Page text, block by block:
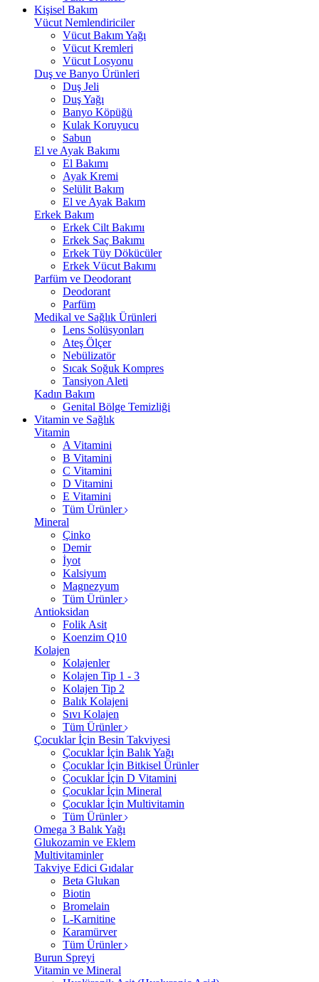
Kişisel Bakım
Vücut Nemlendiriciler
Vücut Bakım Yağı
Vücut Kremleri
Vücut Losyonu
Duş ve Banyo Ürünleri
Duş Jeli
Duş Yağı
Banyo Köpüğü
Kulak Koruyucu
Sabun
El ve Ayak Bakımı
El Bakımı
Ayak Kremi
Selülit Bakım
El ve Ayak Bakım
Erkek Bakım
Erkek Cilt Bakımı
Erkek Saç Bakımı
Erkek Tüy Dökücüler
Erkek Vücut Bakımı
Parfüm ve Deodorant
Deodorant
Parfüm
Medikal ve Sağlık Ürünleri
Lens Solüsyonları
Ateş Ölçer
Nebülizatör
Sıcak Soğuk Kompres
Tansiyon Aleti
Kadın Bakım
Genital Bölge Temizliği
Vitamin ve Sağlık
Vitamin
A Vitamini
B Vitamini
C Vitamini
D Vitamini
E Vitamini
Tüm Ürünler
Mineral
Çinko
Demir
İyot
Kalsiyum
Magnezyum
Tüm Ürünler
Antioksidan
Folik Asit
Koenzim Q10
Kolajen
Kolajenler
Kolajen Tip 1 - 3
Kolajen Tip 2
Balık Kolajeni
Sıvı Kolajen
Tüm Ürünler
Çocuklar İçin Besin Takviyesi
Çocuklar İçin Balık Yağı
Çocuklar İçin Bitkisel Ürünler
Çocuklar İçin D Vitamini
Çocuklar İçin Mineral
Çocuklar İçin Multivitamin
Tüm Ürünler
Omega 3 Balık Yağı
Glukozamin ve Eklem
Multivitaminler
Takviye Edici Gıdalar
Beta Glukan
Biotin
Bromelain
L-Karnitine
Karamürver
Tüm Ürünler
Burun Spreyi
Vitamin ve Mineral